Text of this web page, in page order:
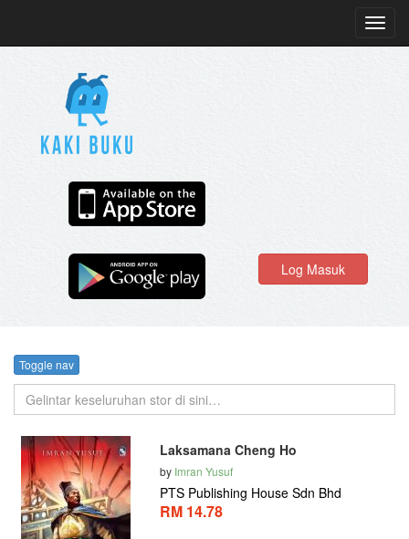
Log Masuk
Toggle nav
Laksamana Cheng Ho
by Imran Yusuf
PTS Publishing House Sdn Bhd
RM 14.78